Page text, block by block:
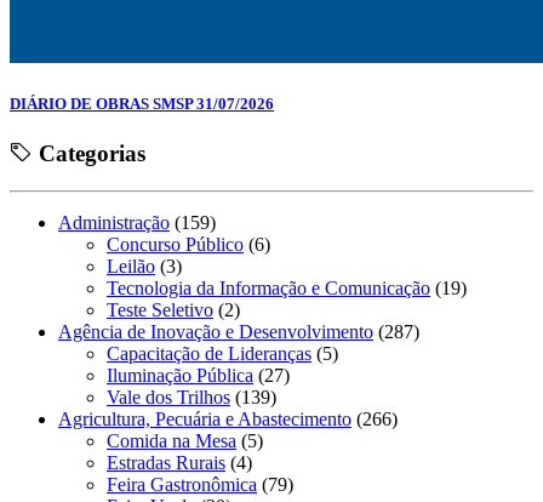
DIÁRIO DE OBRAS SMSP 31/07/2026
Categorias
Administração (159)
Concurso Público (6)
Leilão (3)
Tecnologia da Informação e Comunicação (19)
Teste Seletivo (2)
Agência de Inovação e Desenvolvimento (287)
Capacitação de Lideranças (5)
Iluminação Pública (27)
Vale dos Trilhos (139)
Agricultura, Pecuária e Abastecimento (266)
Comida na Mesa (5)
Estradas Rurais (4)
Feira Gastronômica (79)